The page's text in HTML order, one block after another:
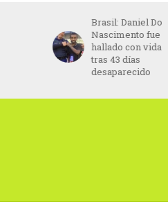
Seis mil runners
estarán en los 12K
de NB Race Series